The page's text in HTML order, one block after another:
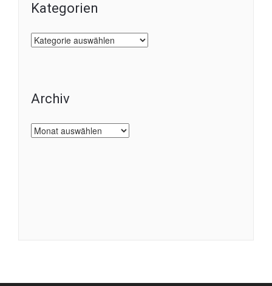
Kategorien
Kategorien
Archiv
Archiv